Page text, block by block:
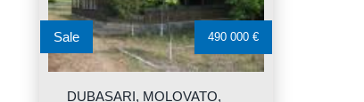
DUBASARI, MOLOVATO,
Sale 490 000 €